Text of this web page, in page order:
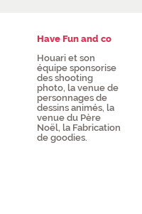
Have Fun and co
Houari et son
équipe sponsorise
des shooting
photo, la venue de
personnages de
dessins animés, la
venue du Père
Noël, la Fabrication
de goodies.